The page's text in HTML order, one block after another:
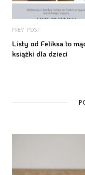
PREV POST
Listy od Feliksa to
książki dla dzieci